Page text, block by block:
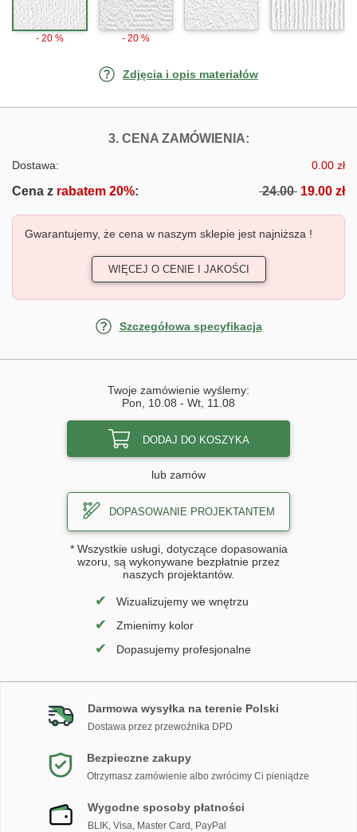
- 20 % - 20 %
Zdjęcia i opis materiałów
3. CENA ZAMÓWIENIA:FOTOTAPETY
Dostawa: 0.00 zł
Cena z rabatem 20%: 24.00 19.00 zł
Gwarantujemy, że cena w naszym sklepie jest najniższa !
WIĘCEJ O CENIE I JAKOŚCI
Szczegółowa specyfikacja
Twoje zamówienie wyślemy:
Pon, 10.08 - Wt, 11.08
DODAJ DO KOSZYKA
lub zamów
DOPASOWANIE PROJEKTANTEM
* Wszystkie usługi, dotyczące dopasowania
wzoru, są wykonywane bezpłatnie przez
naszych projektantów.
✔ Wizualizujemy we wnętrzu
✔ Zmienimy kolor
✔ Dopasujemy profesjonalne
Darmowa wysyłka na terenie Polski
Dostawa przez przewoźnika DPD
Bezpieczne zakupy
Otrzymasz zamówienie albo zwrócimy Ci pieniądze
Wygodne sposoby płatności
BLIK, Visa, Master Card, PayPal